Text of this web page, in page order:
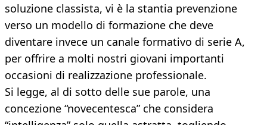
soluzione classista, vi è la stantia prevenzione
verso un modello di formazione che deve
diventare invece un canale formativo di serie A,
per offrire a molti nostri giovani importanti
occasioni di realizzazione professionale.
Si legge, al di sotto delle sue parole, una
concezione “novecentesca” che considera